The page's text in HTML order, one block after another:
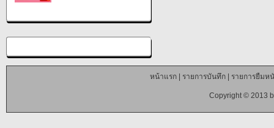
หน้าแรก| รายการบันทึก| รายการยืมห
Copyright © 2013